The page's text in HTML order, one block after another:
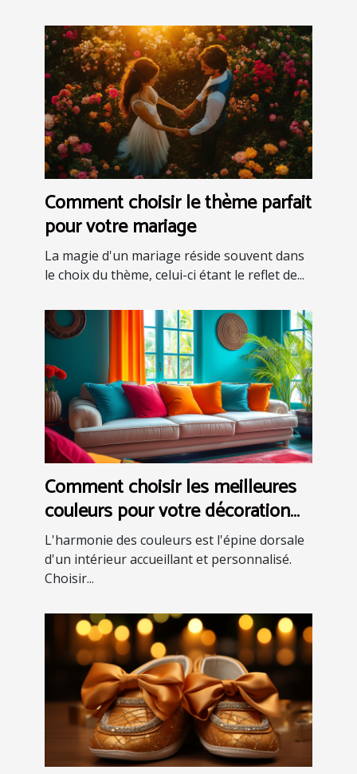
Comment choisir le thème parfait
pour votre mariage
La magie d'un mariage réside souvent dans
le choix du thème, celui-ci étant le reflet de...
Comment choisir les meilleures
couleurs pour votre décoration
intérieure
L'harmonie des couleurs est l'épine dorsale
d'un intérieur accueillant et personnalisé.
Choisir...